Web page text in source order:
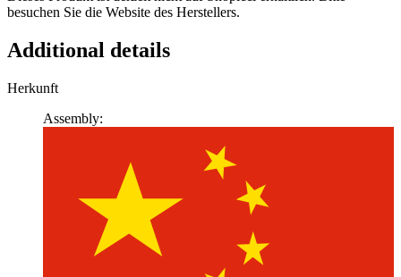
besuchen Sie die Website des Herstellers.
Additional details
Herkunft
Assembly: